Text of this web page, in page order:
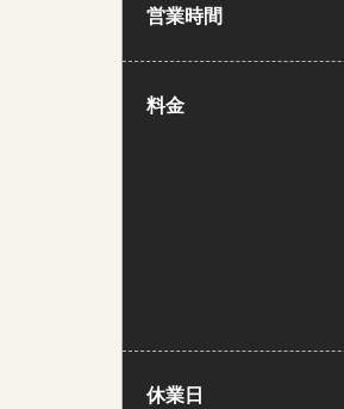
営業時間
料金
休業日